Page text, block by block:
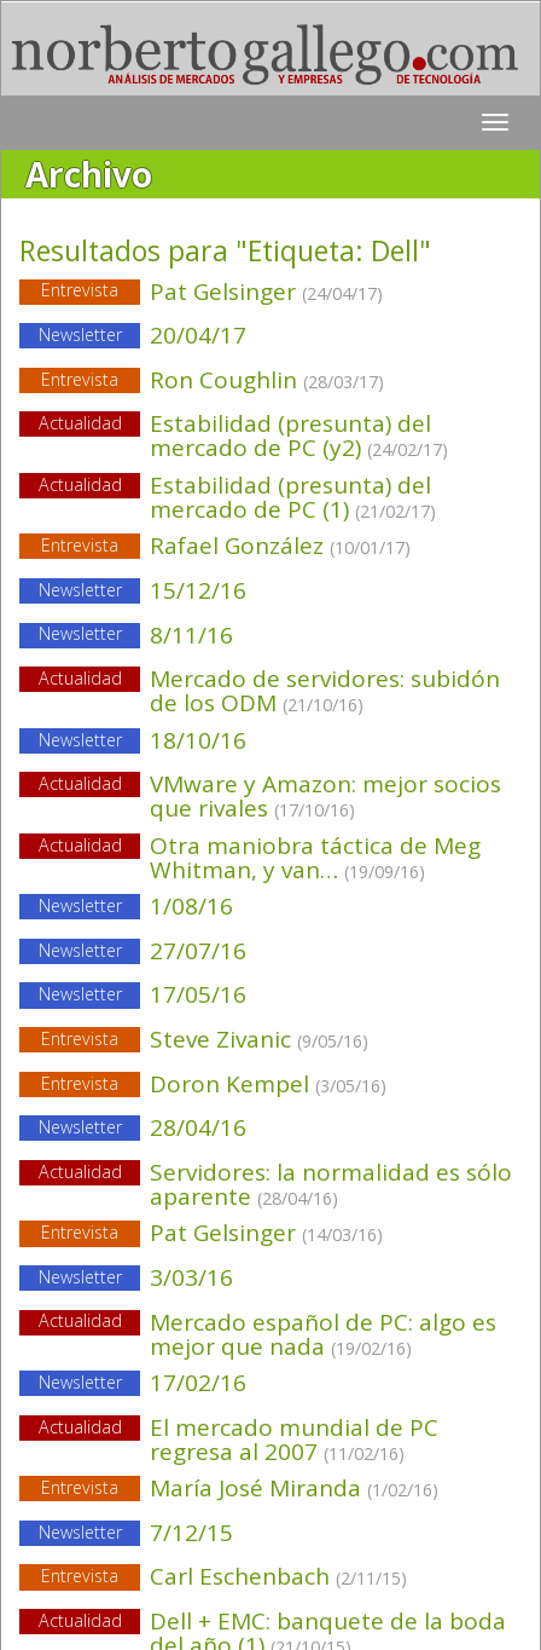
Toggle
Archivo
Resultados para "Etiqueta: Dell"
Entrevista Pat Gelsinger (24/04/17)
Newsletter
20/04/17
Entrevista Ron Coughlin (28/03/17)
Actualidad
Estabilidad (presunta) del
mercado de PC (y2) (24/02/17)
Actualidad
Estabilidad (presunta) del
mercado de PC (1) (21/02/17)
Entrevista
Rafael González (10/01/17)
Newsletter
15/12/16
Newsletter 8/11/16
Actualidad Mercado de servidores: subidón
de los ODM (21/10/16)
Newsletter
18/10/16
Actualidad VMware y Amazon: mejor socios
que rivales (17/10/16)
Actualidad
Otra maniobra táctica de Meg
Whitman, y van… (19/09/16)
Newsletter
1/08/16
Newsletter 27/07/16
Newsletter 17/05/16
Entrevista Steve Zivanic (9/05/16)
Entrevista
Doron Kempel (3/05/16)
Newsletter
28/04/16
Actualidad Servidores: la normalidad es sólo
aparente (28/04/16)
Entrevista
Pat Gelsinger (14/03/16)
Newsletter
3/03/16
Actualidad Mercado español de PC: algo es
mejor que nada (19/02/16)
Newsletter
17/02/16
Actualidad El mercado mundial de PC
regresa al 2007 (11/02/16)
Entrevista
María José Miranda (1/02/16)
Newsletter
7/12/15
Entrevista Carl Eschenbach (2/11/15)
Actualidad
Dell + EMC: banquete de la boda